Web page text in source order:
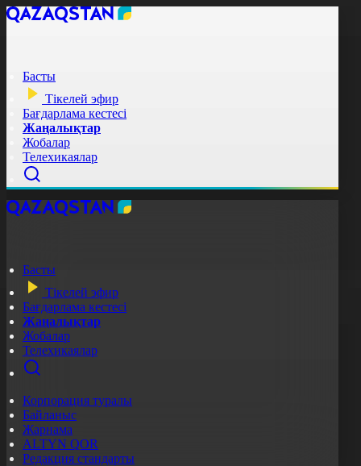
Басты
Тікелей эфир
Бағдарлама кестесі
Жаңалықтар
Жобалар
Телехикаялар
Басты
Тікелей эфир
Бағдарлама кестесі
Жаңалықтар
Жобалар
Телехикаялар
Корпорация туралы
Байланыс
Жарнама
ALTYN QOR
Редакция стандарты